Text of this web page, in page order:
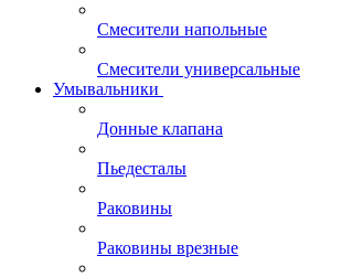
Смесители напольные
Смесители универсальные
Умывальники
Донные клапана
Пьедесталы
Раковины
Раковины врезные